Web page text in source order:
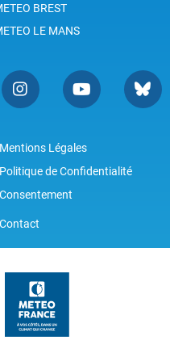
BREST
LE MANS
Mentions Légales
Politique de Confidentialité
Consentement
Contact